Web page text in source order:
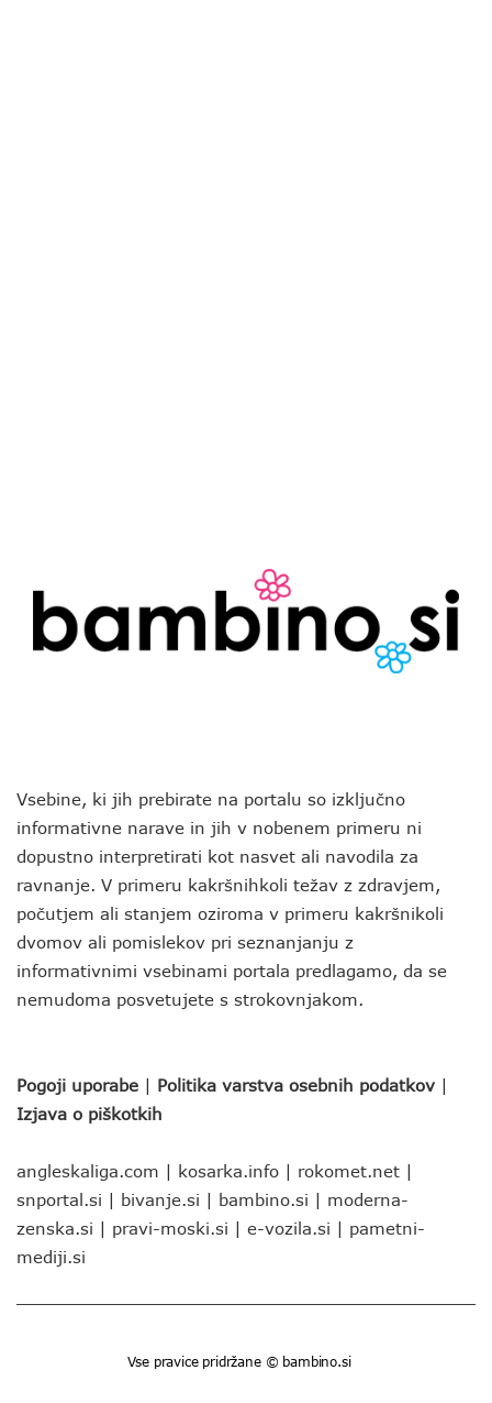
Vsebine, ki jih prebirate na portalu so izključno
informativne narave in jih v nobenem primeru ni
dopustno interpretirati kot nasvet ali navodila za
ravnanje. V primeru kakršnihkoli težav z zdravjem,
počutjem ali stanjem oziroma v primeru kakršnikoli
dvomov ali pomislekov pri seznanjanju z
informativnimi vsebinami portala predlagamo, da se
nemudoma posvetujete s strokovnjakom.
Pogoji uporabe | Politika varstva osebnih podatkov |
Izjava o piškotkih
angleskaliga.com | kosarka.info | rokomet.net |
snportal.si | bivanje.si | bambino.si | moderna-
zenska.si | pravi-moski.si | e-vozila.si | pametni-
mediji.si
Vse pravice pridržane © bambino.si